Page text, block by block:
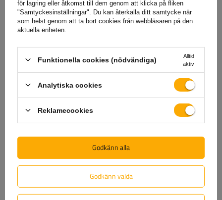
För att ladda ner (1)
Recensioner(0)
Skriv ditt omdöme
5/5
Ditt omdöme
för lagring eller åtkomst till dem genom att klicka på fliken
"Samtyckesinställningar". Du kan återkalla ditt samtycke när
som helst genom att ta bort cookies från webbläsaren på den
aktuella enheten.
Funktionella cookies (nödvändiga)
Alltid
aktiv
Analytiska cookies
Reklamecookies
Godkänn valda
Godkänn alla